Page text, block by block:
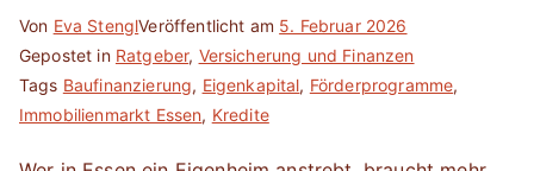
Von Eva StenglVeröffentlicht am 5. Februar 2026
Gepostet in Ratgeber, Versicherung und Finanzen
Tags Baufinanzierung, Eigenkapital, Förderprogramme,
Immobilienmarkt Essen, Kredite